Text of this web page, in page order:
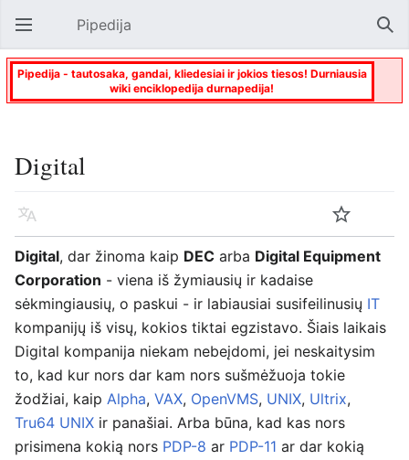
Atverti pagrindinį meniu Pipedija
Pipedija - tautosaka, gandai, kliedesiai ir jokios tiesos! Durniausia
wiki enciklopedija durnapedija!
Digital
Kalba Stebėti
Digital, dar žinoma kaip DEC arba Digital Equipment
Corporation - viena iš žymiausių ir kadaise
sėkmingiausių, o paskui - ir labiausiai susifeilinusių IT
kompanijų iš visų, kokios tiktai egzistavo. Šiais laikais
Digital kompanija niekam nebeįdomi, jei neskaitysim
to, kad kur nors dar kam nors sušmėžuoja tokie
žodžiai, kaip Alpha, VAX, OpenVMS, UNIX, Ultrix,
Tru64 UNIX ir panašiai. Arba būna, kad kas nors
prisimena kokią nors PDP-8 ar PDP-11 ar dar kokią